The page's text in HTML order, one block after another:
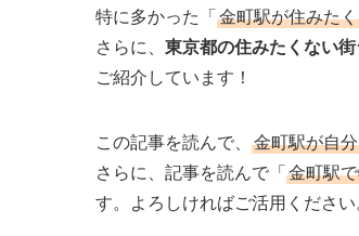
特に多かった「 金町駅が住みた
さらに、 東京都の住みたくない
ご紹介しています！
この記事を読んで、 金町駅が自
さらに、記事を読んで「 金町駅
す。よろしければご活用ください